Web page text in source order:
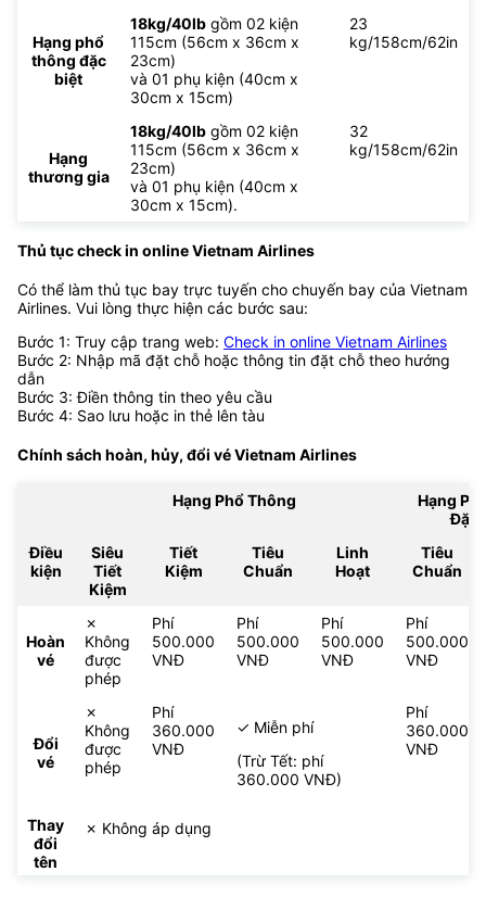
Hạng phổ
thông đặc
biệt
18kg/40lb gồm 02 kiện
115cm (56cm x 36cm x
23cm)
và 01 phụ kiện (40cm x
30cm x 15cm)
23
kg/158cm/62in
Hạng
thương gia
18kg/40lb gồm 02 kiện
115cm (56cm x 36cm x
23cm)
và 01 phụ kiện (40cm x
30cm x 15cm).
32
kg/158cm/62in
Thủ tục check in online Vietnam Airlines
Có thể làm thủ tục bay trực tuyến cho chuyến bay của Vietnam
Airlines. Vui lòng thực hiện các bước sau:
Bước 1: Truy cập trang web: Check in online Vietnam Airlines
Bước 2: Nhập mã đặt chỗ hoặc thông tin đặt chỗ theo hướng
dẫn
Bước 3: Điền thông tin theo yêu cầu
Bước 4: Sao lưu hoặc in thẻ lên tàu
Chính sách hoàn, hủy, đổi véVietnam Airlines
Hạng Phổ Thông
Hạng
Đặc
Điều
kiện
Siêu
Tiết
Kiệm
Tiết
Kiệm
Tiêu
Chuẩn
Linh
Hoạt
Tiêu
Chuẩn
Hoàn
vé
✗
Không
được
phép
Phí
500.000
VNĐ
Phí
500.000
VNĐ
Phí
500.000
VNĐ
Phí
500.000
VNĐ
Đổi
vé
✗
Không
được
phép
Phí
360.000
VNĐ
✓ Miễn phí
(Trừ Tết: phí
360.000 VNĐ)
Phí
360.000
VNĐ
Thay
đổi
tên
✗ Không áp dụng